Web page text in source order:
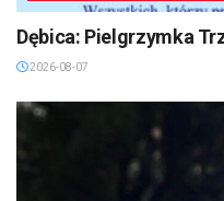
Dębica: Pielgrzymka
2026-08-07